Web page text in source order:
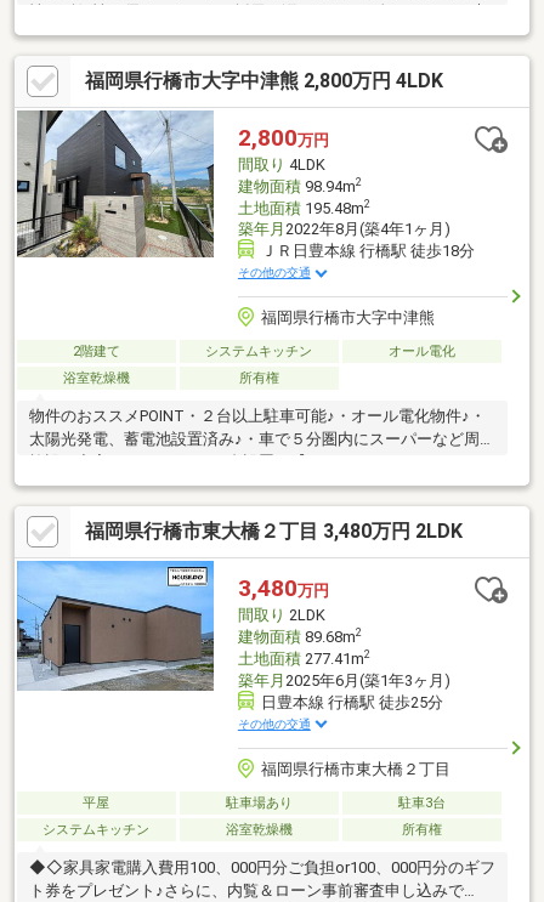
性・耐候性に優れたタイルを採用。汚れにくく、色あせにくい素
材なので、美しく高級感を演出する外観を長く保つことができま
す。また、定期的なメンテナンス・点検をしっかり行っており、
非常に良好な状態を維持しております♪大切に使われてきた住まい
だからこそ、次のオーナー様も安心してお住まいいただけます。
自然の力を活用した省エネライフと、手間のかからない美しい外
観を兼ね備えたこの家で、快適で安心な毎日を過ごしてみません
か？ぜひ一度、現地でその魅力を実感してください♪
福岡県行橋市大字中津熊 2,800万円 4LDK
2,800万円
間取り 4LDK
建物面積98.94m2
土地面積195.48m2
築年月 2022年8月(築4年1ヶ月)
ＪＲ日豊本線 行橋駅 徒歩18分
その他の交通
福岡県行橋市大字中津熊
2階建て システムキッチン
オール電化
浴室乾燥機
所有権
物件のおススメPOINT・２台以上駐車可能♪・オール電化物件♪・
太陽光発電、蓄電池設置済み♪・車で５分圏内にスーパーなど周辺
能】 お客様のタイミングで気軽にご連絡していただけます。
お仕事・家事・育児などお忙しい皆様にも喜ばれています♪【地元
に強い】 行橋市に詳しいメンバーが揃っています♪＊同様条件の
物件、周辺物件も一緒にご紹介可能♪＊ローンがどのぐらい組める
のか、会社によって変わります！＊家具や家電もローンに組み込
むことも可能です♪
福岡県行橋市東大橋２丁目 3,480万円 2LDK
3,480万円
間取り 2LDK
建物面積89.68m2
土地面積277.41m2
築年月 2025年6月(築1年3ヶ月)
日豊本線 行橋駅 徒歩25分
その他の交通
福岡県行橋市東大橋２丁目
平屋 駐車場あり
駐車3台
システムキッチン
浴室乾燥機 所有権
◆◇家具家電購入費用100、000円分ご負担or100、000円分のギフ
ト券をプレゼント♪さらに、内覧＆ローン事前審査申し込みで